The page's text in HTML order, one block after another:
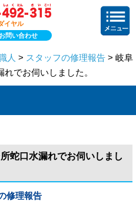
イヤル
問い合わせ
人 > スタッフの修理報告 > 岐阜
でお伺いしました。
蛇口水漏れでお伺いしまし
修理報告